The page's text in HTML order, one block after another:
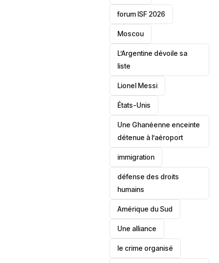
forum ISF 2026
Moscou
L’Argentine dévoile sa
liste
Lionel Messi
‎États-Unis
Une Ghanéenne enceinte
détenue à l’aéroport
immigration
défense des droits
humains
‎Amérique du Sud
Une alliance
le crime organisé